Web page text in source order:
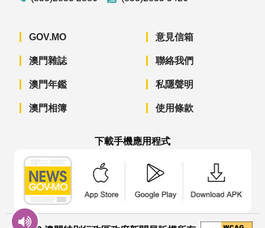
GOV.MO
澳門雜誌
澳門年鑑
澳門相簿
意見信箱
聯絡我們
私隱聲明
使用條款
下載手機應用程式